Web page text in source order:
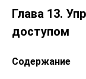
Глава 13.
доступом
Содержание